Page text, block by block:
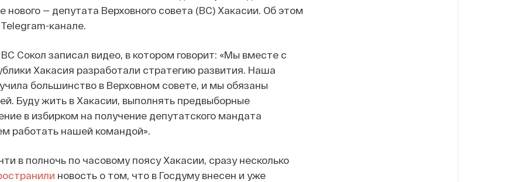
нового — депутата Верховного совета (ВС) Хакасии. Об этом
канале.
Сокол записал видео, в котором говорит: «Мы вместе с
Хакасия разработали стратегию развития. Наша
большинство в Верховном совете, и мы обязаны
Буду жить в Хакасии, выполнять предвыборные
в избирком на получение депутатского мандата
работать нашей командой».
в полночь по часовому поясу Хакасии, сразу несколько
новость о том, что в Госдуму внесен и уже